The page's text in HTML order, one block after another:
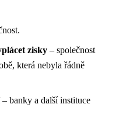
zisky – společnost
která nebyla řádně
– banky a další instituce